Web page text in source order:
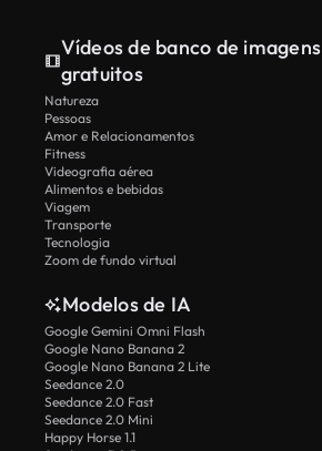
Vídeos de banco de imagens
gratuitos
Natureza
Pessoas
Amor e Relacionamentos
Fitness
Videografia aérea
Alimentos e bebidas
Viagem
Transporte
Tecnologia
Zoom de fundo virtual
Modelos de IA
Google Gemini Omni Flash
Google Nano Banana 2
Google Nano Banana 2 Lite
Seedance 2.0
Seedance 2.0 Fast
Seedance 2.0 Mini
Happy Horse 1.1